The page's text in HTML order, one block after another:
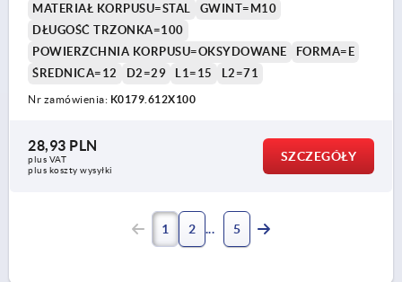
MATERIAŁ KORPUSU=STAL
GWINT=M10
DŁUGOŚĆ TRZONKA=100
POWIERZCHNIA KORPUSU=OKSYDOWANE
FORMA=E
ŚREDNICA=12
D2=29 L1=15 L2=71
Nr zamówienia: K0179.612X100
28,93 PLN
plus VAT
plus koszty wysyłki
SZCZEGÓŁY
1 2 5